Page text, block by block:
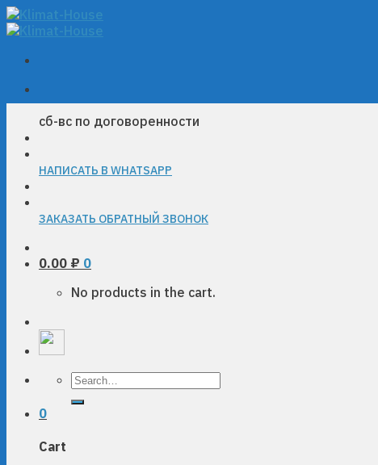
Skip
to
сб-вс по договоренности
НАПИСАТЬ В WHATSAPP
ЗАКАЗАТЬ ОБРАТНЫЙ ЗВОНОК
0.00 ₽ 0
No products in the cart.
Search
0
Cart